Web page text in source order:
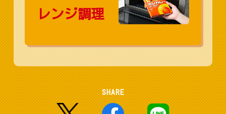
レンジ調理
SHARE